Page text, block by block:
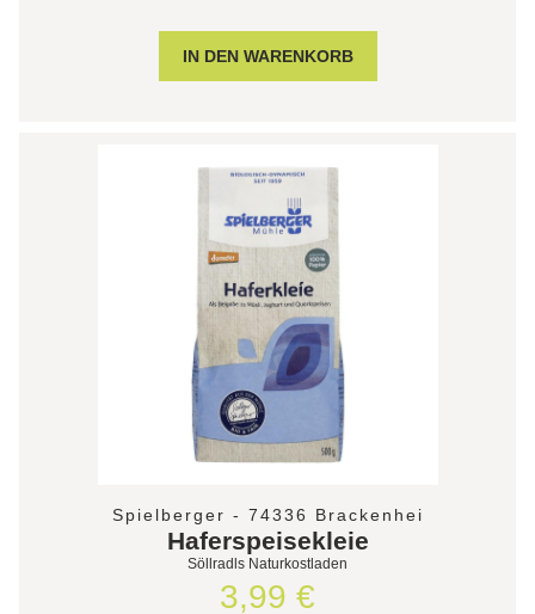
Spielberger - 74336 Brackenhei
Haferspeisekleie
Söllradls Naturkostladen
3,99 €